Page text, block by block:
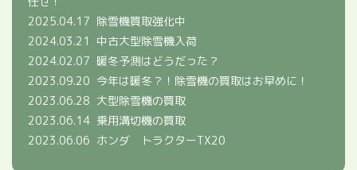
2025.04.17 除雪機買取強化中
2024.03.21
中古大型除雪機入荷
2024.02.07 暖冬予測はどうだった？
2023.09.20 今年は暖冬？！除雪機の買取はお早めに！
2023.06.28 大型除雪機の買取
2023.06.14 乗用溝切機の買取
2023.06.06 ホンダ トラクターTX20